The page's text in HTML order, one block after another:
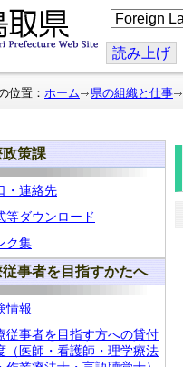
こ
の
ジ
を
翻
読み上げ
位置： ホーム 県の組織と仕事
政策課
・連絡先
等ダウンロード
ク集
従事者を目指すかたへ
情報
従事者を目指す方への貸付
（医師・看護師・理学療法